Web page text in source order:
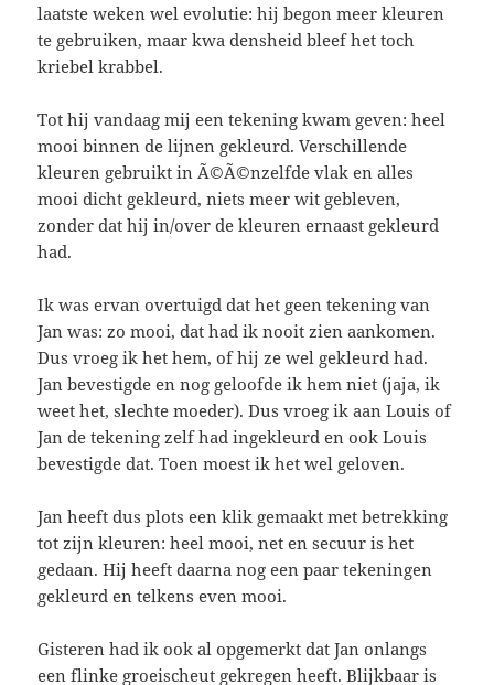
laatste weken wel evolutie: hij begon meer kleuren
te gebruiken, maar kwa densheid bleef het toch
kriebel krabbel.
Tot hij vandaag mij een tekening kwam geven: heel
mooi binnen de lijnen gekleurd. Verschillende
kleuren gebruikt in Ã©Ã©nzelfde vlak en alles
mooi dicht gekleurd, niets meer wit gebleven,
zonder dat hij in/over de kleuren ernaast gekleurd
had.
Ik was ervan overtuigd dat het geen tekening van
Jan was: zo mooi, dat had ik nooit zien aankomen.
Dus vroeg ik het hem, of hij ze wel gekleurd had.
Jan bevestigde en nog geloofde ik hem niet (jaja, ik
weet het, slechte moeder). Dus vroeg ik aan Louis of
Jan de tekening zelf had ingekleurd en ook Louis
bevestigde dat. Toen moest ik het wel geloven.
Jan heeft dus plots een klik gemaakt met betrekking
tot zijn kleuren: heel mooi, net en secuur is het
gedaan. Hij heeft daarna nog een paar tekeningen
gekleurd en telkens even mooi.
Gisteren had ik ook al opgemerkt dat Jan onlangs
een flinke groeischeut gekregen heeft. Blijkbaar is